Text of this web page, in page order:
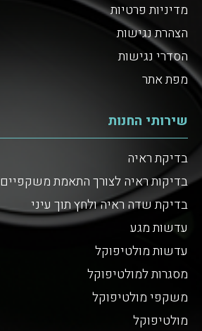
מדיניות פרטיות
הצהרת נגישות
הסדרי נגישות
מפת אתר
שירותי החנות
בדיקת ראיה
בדיקות ראיה לצורך התאמת משקפיים
בדיקת שדה ראיה ולחץ תוך עיני
עדשות מגע
עדשות מולטיפוקל
מסגרות למולטיפוקל
משקפי מולטיפוקל
מולטיפוקל